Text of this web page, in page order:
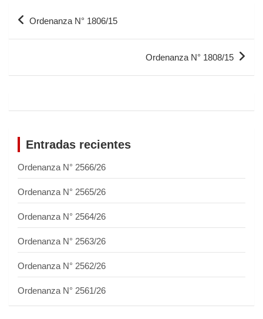
Ordenanza N° 1806/15
Ordenanza N° 1808/15
Entradas recientes
Ordenanza N° 2566/26
Ordenanza N° 2565/26
Ordenanza N° 2564/26
Ordenanza N° 2563/26
Ordenanza N° 2562/26
Ordenanza N° 2561/26